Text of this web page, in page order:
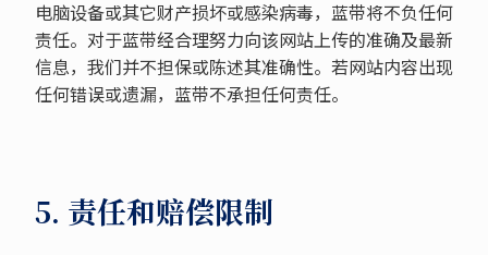
电脑设备或其它财产损坏或感染病毒，蓝带将不负任何
责任。对于蓝带经合理努力向该网站上传的准确及最新
信息，我们并不担保或陈述其准确性。若网站内容出现
任何错误或遗漏，蓝带不承担任何责任。
5. 责任和赔偿限制